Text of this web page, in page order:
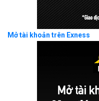
Mở tài khoản trên Exness